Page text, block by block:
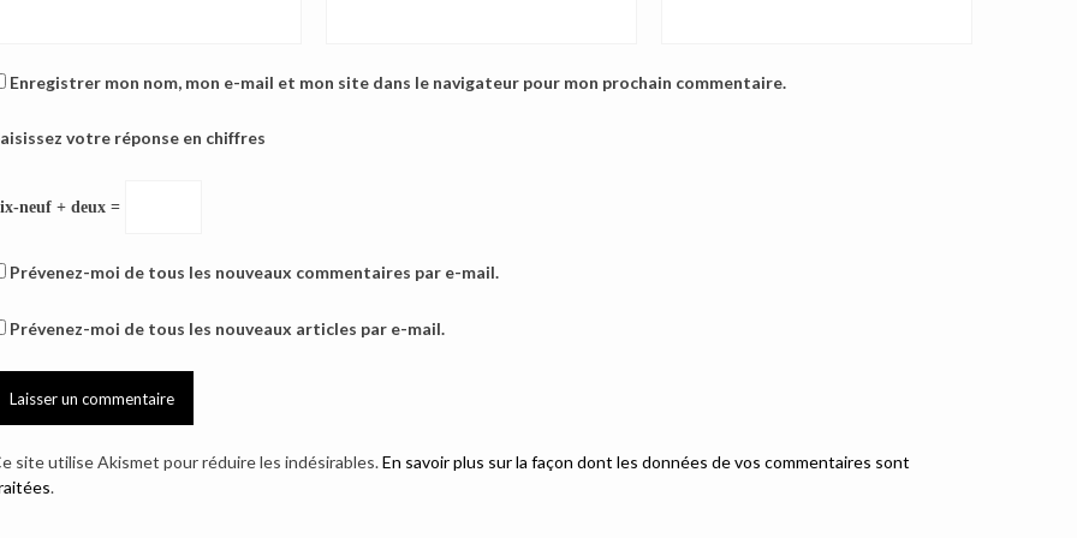
Enregistrer mon nom, mon e-mail et mon site dans le navigateur pour mon prochain commentaire.
votre réponse en chiffres
neuf + deux =
Prévenez-moi de tous les nouveaux commentaires par e-mail.
Prévenez-moi de tous les nouveaux articles par e-mail.
site utilise Akismet pour réduire les indésirables.En savoir plus sur la façon dont les données de vos commentaires sont
.